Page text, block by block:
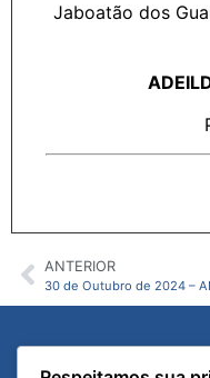
Jaboatão dos
ANTERIOR
Diário Oficial